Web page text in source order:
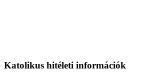
Katolikus hitéleti információk